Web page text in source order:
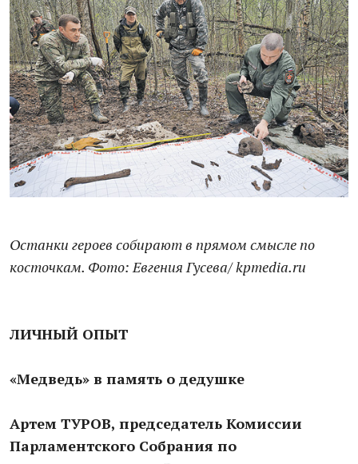
Останки героев собирают в прямом смысле по
косточкам. Фото: Евгения Гусева/ kpmedia.ru
ЛИЧНЫЙ ОПЫТ
«Медведь» в память о дедушке
Артем ТУРОВ, председатель Комиссии
Парламентского Собрания по